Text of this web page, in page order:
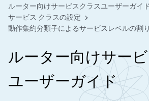
ルーター向けサービスクラスユーザーガイド
サービス クラスの設定
動作集約分類子によるサービスレベルの割
ルーター向けサー
ユーザーガイド